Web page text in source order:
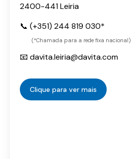
2400-441 Leiria
📞 (+351) 244 819 030*
(*Chamada para a rede fixa nacional)
📧 davita.leiria@davita.com
Clique para ver mais